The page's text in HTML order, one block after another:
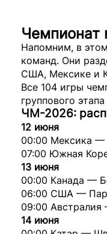
Чемпионат
Напомним, в
команд. Они
США, Мексике и
Все 104 игры
группового
ЧМ-2026:
12 июня
00:00 Мексика
07:00 Южная
13 июня
00:00 Канада —
06:00 США —
09:00 Австралия
14 июня